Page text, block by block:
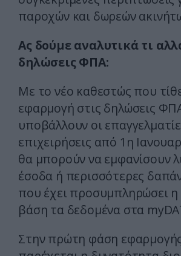
παροχών και δωρεών
Ας δούμε αναλυτικά τι
δηλώσεις ΦΠΑ:
Με το νέο καθεστώς που
εφαρμογή στις δηλώσεις
υποβάλλουν οι
επιχειρήσεις από 1η
θα μπορούν να εμφανίσουν
έσοδα ή περισσότερες
που έχει προσυμπληρώσει η
βάση τα δεδομένα στα
Στην πρώτη φάση